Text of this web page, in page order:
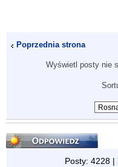
Poprzednia strona
Wyświetl posty nie
Odpowiedz
Posty: 4228 |